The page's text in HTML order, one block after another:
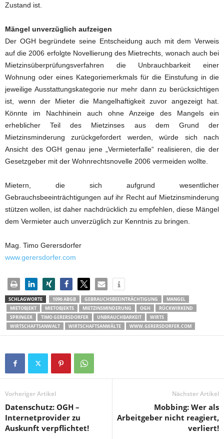
Zustand ist.
Mängel unverzüglich aufzeigen
Der OGH begründete seine Entscheidung auch mit dem Verweis
auf die 2006 erfolgte Novellierung des Mietrechts, wonach auch bei
Mietzinsüberprüfungsverfahren die Unbrauchbarkeit einer
Wohnung oder eines Kategoriemerkmals für die Einstufung in die
jeweilige Ausstattungskategorie nur mehr dann zu berücksichtigen
ist, wenn der Mieter die Mangelhaftigkeit zuvor angezeigt hat.
Könnte im Nachhinein auch ohne Anzeige des Mangels ein
erheblicher Teil des Mietzinses aus dem Grund der
Mietzinsminderung zurückgefordert werden, würde sich nach
Ansicht des OGH genau jene „Vermieterfalle“ realisieren, die der
Gesetzgeber mit der Wohnrechtsnovelle 2006 vermeiden wollte.
Mietern, die sich aufgrund wesentlicher
Gebrauchsbeeinträchtigungen auf ihr Recht auf Mietzinsminderung
stützen wollen, ist daher nachdrücklich zu empfehlen, diese Mängel
dem Vermieter auch unverzüglich zur Kenntnis zu bringen.
Mag. Timo Gerersdorfer
www.gerersdorfer.com
SCHLAGWORTE 1096 ABGB GEBRAUCHSBEEINTRÄCHTIGUNG
MANGEL
MIETOBJEKT
MIETOBJEKTS MIETZINSMINDERUNG OGH
RÜCKWIRKEND
SPRINGER
TIMO GERERSDORFER UNBRAUCHBARKEIT
WIRTS
WIRTSCHAFTSANWALT
WIRTSCHAFTSANWÄLTE WWW.GERERSDORFER.COM
Vorheriger Artikel
Datenschutz: OGH –
Internetprovider zu
Auskunft verpflichtet!
Nächster Artikel
Mobbing: Wer als
Arbeitgeber nicht reagiert,
verliert!